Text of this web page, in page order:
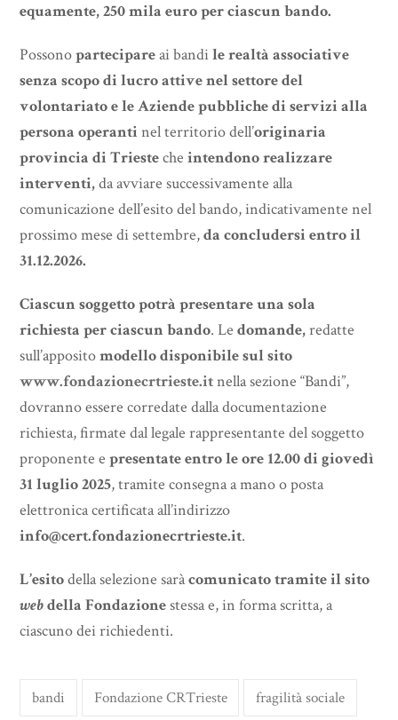
equamente, 250 mila euro per ciascun bando.
Possonopartecipareai bandile realtà associative
senza scopo di lucro attive nel settore del
volontariato e le Aziende pubbliche di servizi alla
persona operantinel territorio dell’originaria
provincia di Triestecheintendono realizzare
interventi,da avviare successivamente alla
comunicazione dell’esito del bando, indicativamente nel
prossimo mese di settembre,da concludersi entro il
31.12.2026.
Ciascun soggetto potrà presentare una sola
richiesta per ciascun bando. Ledomande,redatte
sull’appositomodello disponibile sul sito
www.fondazionecrtrieste.itnella sezione “Bandi”,
dovranno essere corredate dalla documentazione
richiesta, firmate dal legale rappresentante del soggetto
proponente epresentate entro le ore 12.00 di giovedì
31 luglio 2025, tramite consegna a mano o posta
elettronica certificata all’indirizzo
info@cert.fondazionecrtrieste.it.
L’esitodella selezione saràcomunicato tramite il sito
webdella Fondazionestessa e, in forma scritta, a
ciascuno dei richiedenti.
bandi Fondazione CRTrieste fragilità sociale